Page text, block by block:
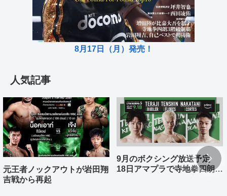
8月17日（月）発売！
人気記事
元王者ノックアウトが岩田翔
吉戦から再起
9月のボクシング放送予定
18日アマプラで寺地拳四朗、